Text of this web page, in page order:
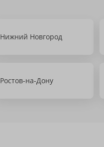
Нижний Новгород
Ростов-на-Дону